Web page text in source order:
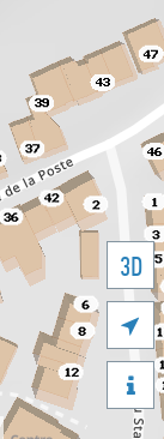
3D

